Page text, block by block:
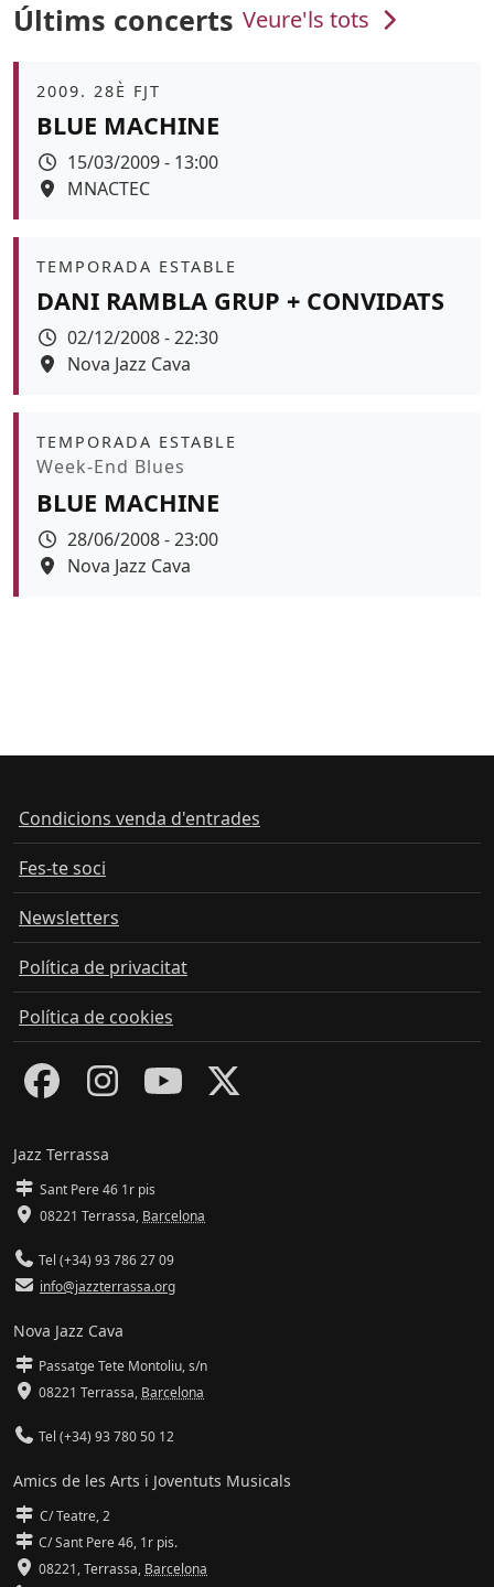
Últims concerts Veure'ls tots
Àmbit
2009. 28È FJT
BLUE MACHINE
Data
15/03/2009 - 13:00
Espai
MNACTEC
Àmbit
TEMPORADA ESTABLE
DANI RAMBLA GRUP + CONVIDATS
Data
02/12/2008 - 22:30
Espai
Nova Jazz Cava
Àmbit
TEMPORADA ESTABLE
Promoció
Week-End Blues
BLUE MACHINE
Data
28/06/2008 - 23:00
Espai
Nova Jazz Cava
Condicions venda d'entrades
Fes-te soci
Newsletters
Política de privacitat
Política de cookies
Jazz Terrassa
Sant Pere 46 1r pis
08221 Terrassa, Barcelona
Tel (+34) 93 786 27 09
info@jazzterrassa.org
Nova Jazz Cava
Passatge Tete Montoliu, s/n
08221 Terrassa, Barcelona
Tel (+34) 93 780 50 12
Amics de les Arts i Joventuts Musicals
C/ Teatre, 2
C/ Sant Pere 46, 1r pis.
08221,Terrassa, Barcelona